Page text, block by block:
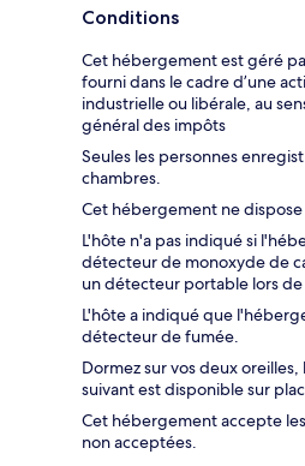
Conditions
Cet hébergement est géré
fourni dans le cadre d’une
industrielle ou libérale, au
général des impôts
Seules les personnes
chambres.
Cet hébergement ne dispose
L'hôte n'a pas indiqué si
détecteur de monoxyde de
un détecteur portable lors de
L'hôte a indiqué que
détecteur de fumée.
Dormez sur vos deux
suivant est disponible sur
Cet hébergement accepte
non acceptées.